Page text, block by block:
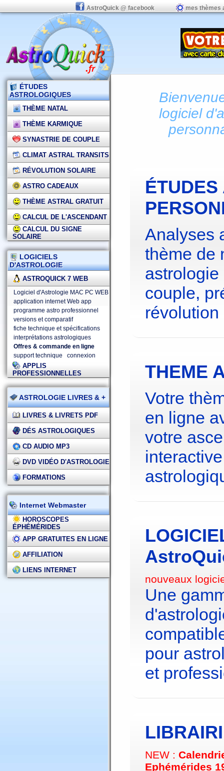
AstroQuick @ facebook mes thèmes
ÉTUDES
ASTROLOGIQUES
THÈME NATAL
THÈME KARMIQUE
SYNASTRIE DE COUPLE
CLIMAT ASTRAL TRANSITS
RÉVOLUTION SOLAIRE
ASTRO CADEAUX
THÈME ASTRAL GRATUIT
CALCUL DE L'ASCENDANT
CALCUL DU SIGNE
SOLAIRE
LOGICIELS
D'ASTROLOGIE
ASTROQUICK 7 WEB
Logiciel d'Astrologie MAC PC WEB
application internet Web app
programme astro professionnel
versions et comparatif
fiche technique et spécifications
interprétations astrologiques
Offres & commande en ligne
support technique
connexion
APPLIS
PROFESSIONNELLES
ASTROLOGIE LIVRES & +
LIVRES & LIVRETS PDF
DÉS ASTROLOGIQUES
CD AUDIO MP3
DVD VIDÉO D'ASTROLOGIE
FORMATIONS
Internet Webmaster
HOROSCOPES
ÉPHÉMÉRIDES
APP GRATUITES EN LIGNE
AFFILIATION
LIENS INTERNET
logiciel
Analyses
thème de
couple,
THEME
Votre
en ligne
votre
nouveaux
Une
pour
et
NEW :
Ephémérides